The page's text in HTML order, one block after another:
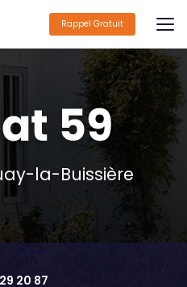
Rappel Gratuit
la-Buissière
20 87